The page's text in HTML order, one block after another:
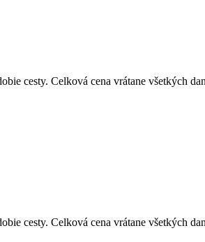
cesty. Celková cena vrátane všetkých
cesty. Celková cena vrátane všetkých